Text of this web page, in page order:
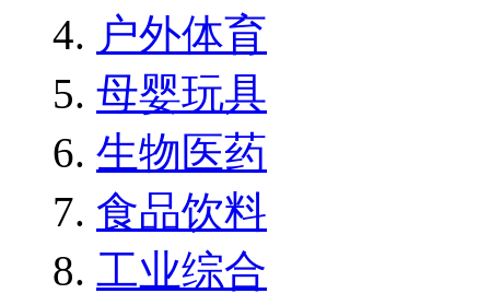
户外体育
母婴玩具
生物医药
食品饮料
工业综合